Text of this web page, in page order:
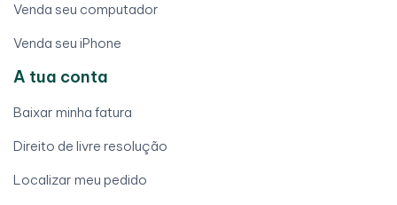
Venda seu computador
Venda seu iPhone
A tua conta
Baixar minha fatura
Direito de livre resolução
Localizar meu pedido